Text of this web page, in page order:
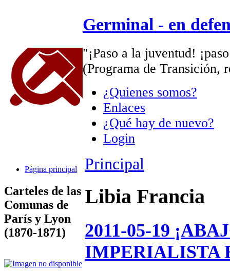
Germinal - en
"¡Paso a la juventud!
(Programa de Transición,
¿Quienes somos?
Enlaces
¿Qué hay de nuevo?
Login
Página principal
Carteles de las
Comunas de
París y Lyon
(1870-1871)
Principal
Libia Francia
2011-05-19
IMPERIALISTA